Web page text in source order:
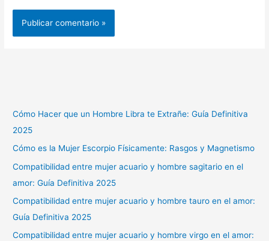
Cómo Hacer que un Hombre Libra te Extrañe: Guía Definitiva
2025
Cómo es la Mujer Escorpio Físicamente: Rasgos y Magnetismo
Compatibilidad entre mujer acuario y hombre sagitario en el
amor: Guía Definitiva 2025
Compatibilidad entre mujer acuario y hombre tauro en el amor:
Guía Definitiva 2025
Compatibilidad entre mujer acuario y hombre virgo en el amor: